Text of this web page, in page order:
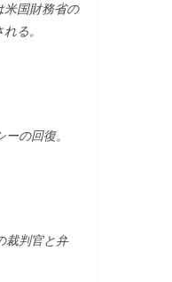
米国財務省の
る。
の回復。
裁判官と弁